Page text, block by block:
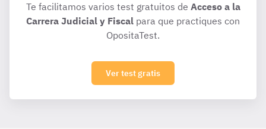
Te facilitamos varios test gratuitos de Acceso a la
Carrera Judicial y Fiscal para que practiques con
OpositaTest.
Ver test gratis